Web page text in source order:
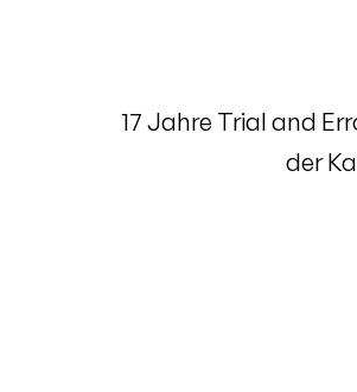
17 Jahre Trial and
der